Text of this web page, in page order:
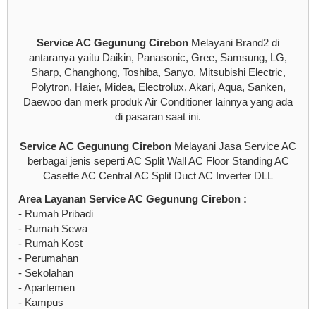
Service AC Gegunung Cirebon Melayani Brand2 di
antaranya yaitu Daikin, Panasonic, Gree, Samsung, LG,
Sharp, Changhong, Toshiba, Sanyo, Mitsubishi Electric,
Polytron, Haier, Midea, Electrolux, Akari, Aqua, Sanken,
Daewoo dan merk produk Air Conditioner lainnya yang ada
di pasaran saat ini.
Service AC Gegunung Cirebon Melayani Jasa Service AC
berbagai jenis seperti AC Split Wall AC Floor Standing AC
Casette AC Central AC Split Duct AC Inverter DLL
Area Layanan Service AC Gegunung Cirebon :
- Rumah Pribadi
- Rumah Sewa
- Rumah Kost
- Perumahan
- Sekolahan
- Apartemen
- Kampus